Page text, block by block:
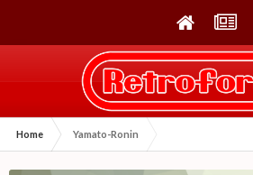
Home Yamato-Ronin